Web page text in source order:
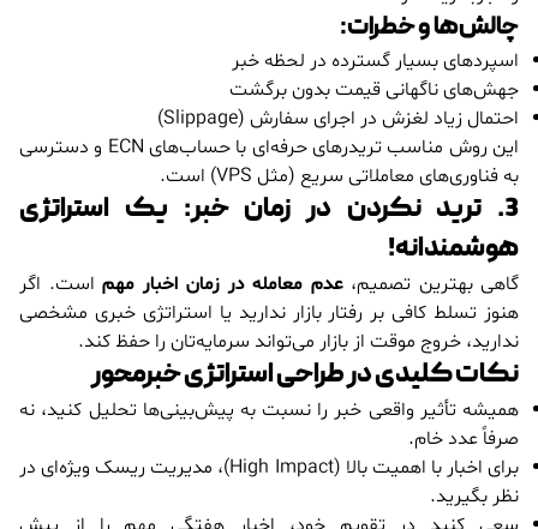
چالش‌ها و خطرات:
اسپردهای بسیار گسترده در لحظه خبر
جهش‌های ناگهانی قیمت بدون برگشت
احتمال زیاد لغزش در اجرای سفارش (Slippage)
این روش مناسب تریدرهای حرفه‌ای با حساب‌های ECN و دسترسی
به فناوری‌های معاملاتی سریع (مثل VPS) است.
3. ترید نکردن در زمان خبر: یک استراتژی
هوشمندانه!
گاهی بهترین تصمیم، عدم معامله در زمان اخبار مهماست. اگر
هنوز تسلط کافی بر رفتار بازار ندارید یا استراتژی خبری مشخصی
ندارید، خروج موقت از بازار می‌تواند سرمایه‌تان را حفظ کند.
نکات کلیدی در طراحی استراتژی خبرمحور
همیشه تأثیر واقعی خبر را نسبت به پیش‌بینی‌ها تحلیل کنید، نه
صرفاً عدد خام.
برای اخبار با اهمیت بالا (High Impact)، مدیریت ریسک ویژه‌ای در
نظر بگیرید.